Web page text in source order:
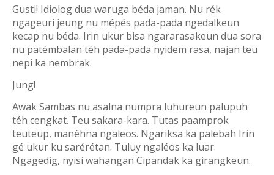
Gusti! Idiolog dua waruga béda jaman. Nu rék
ngageuri jeung nu mépés pada-pada ngedalkeun
kecap nu béda. Irin ukur bisa ngararasakeun dua sora
nu patémbalan téh pada-pada nyidem rasa, najan teu
nepi ka nembrak.
Jung!
Awak Sambas nu asalna numpra luhureun palupuh
téh cengkat. Teu sakara-kara. Tutas paamprok
teuteup, manéhna ngaleos. Ngariksa ka palebah Irin
gé ukur ku sarérétan. Tuluy ngaléos ka luar.
Ngagedig, nyisi wahangan Cipandak ka girangkeun.